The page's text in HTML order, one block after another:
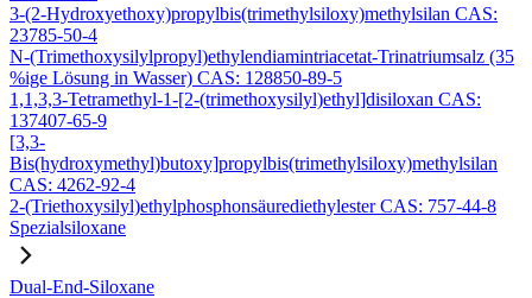
3-(2-Hydroxyethoxy)propylbis(trimethylsiloxy)methylsilan CAS:
23785-50-4
N-(Trimethoxysilylpropyl)ethylendiamintriacetat-Trinatriumsalz (35
%ige Lösung in Wasser) CAS: 128850-89-5
1,1,3,3-Tetramethyl-1-[2-(trimethoxysilyl)ethyl]disiloxan CAS:
137407-65-9
[3,3-
Bis(hydroxymethyl)butoxy]propylbis(trimethylsiloxy)methylsilan
CAS: 4262-92-4
2-(Triethoxysilyl)ethylphosphonsäurediethylester CAS: 757-44-8
Spezialsiloxane
Dual-End-Siloxane